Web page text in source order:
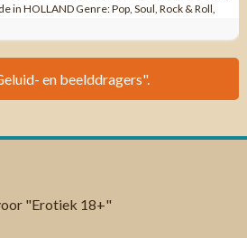
in HOLLAND Genre: Pop, Soul, Rock & Roll,
en beelddragers".
"Erotiek 18+"